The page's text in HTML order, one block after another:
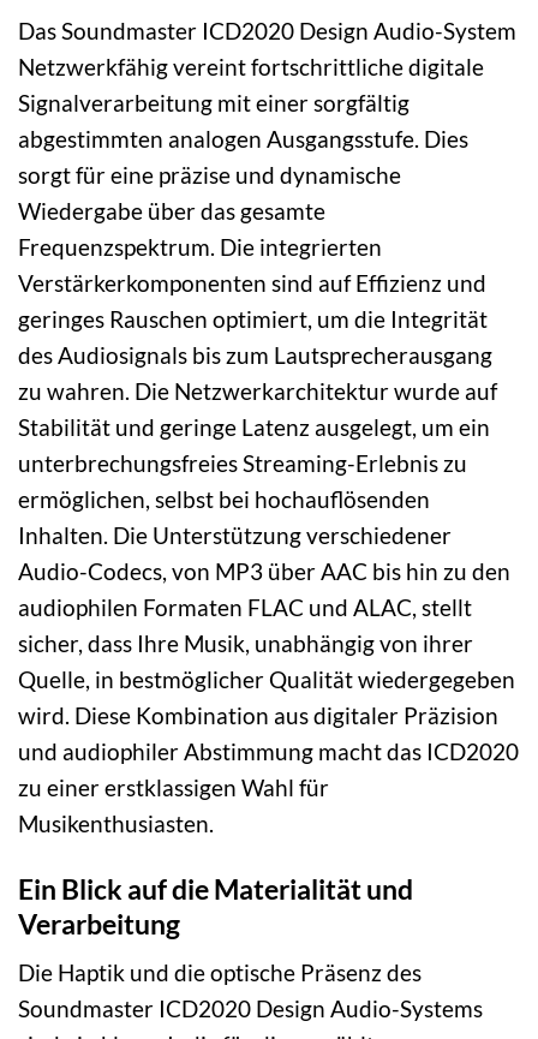
Das Soundmaster ICD2020 Design Audio-System
Netzwerkfähig vereint fortschrittliche digitale
Signalverarbeitung mit einer sorgfältig
abgestimmten analogen Ausgangsstufe. Dies
sorgt für eine präzise und dynamische
Wiedergabe über das gesamte
Frequenzspektrum. Die integrierten
Verstärkerkomponenten sind auf Effizienz und
geringes Rauschen optimiert, um die Integrität
des Audiosignals bis zum Lautsprecherausgang
zu wahren. Die Netzwerkarchitektur wurde auf
Stabilität und geringe Latenz ausgelegt, um ein
unterbrechungsfreies Streaming-Erlebnis zu
ermöglichen, selbst bei hochauflösenden
Inhalten. Die Unterstützung verschiedener
Audio-Codecs, von MP3 über AAC bis hin zu den
audiophilen Formaten FLAC und ALAC, stellt
sicher, dass Ihre Musik, unabhängig von ihrer
Quelle, in bestmöglicher Qualität wiedergegeben
wird. Diese Kombination aus digitaler Präzision
und audiophiler Abstimmung macht das ICD2020
zu einer erstklassigen Wahl für
Musikenthusiasten.
Ein Blick auf die Materialität und
Verarbeitung
Die Haptik und die optische Präsenz des
Soundmaster ICD2020 Design Audio-Systems